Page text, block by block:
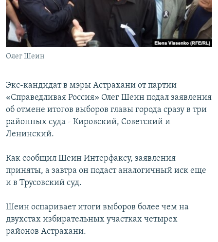
СОЦИАЛЬНЫЕ СЕТИ
Все сайты РСЕ/РС
Олег Шеин
Экс-кандидат в мэры Астрахани от партии
«Справедливая Россия» Олег Шеин подал заявления
об отмене итогов выборов главы города сразу в три
районных суда - Кировский, Советский и
Ленинский.
Как сообщил Шеин Интерфаксу, заявления
приняты, а завтра он подаст аналогичный иск еще
и в Трусовский суд.
Шеин оспаривает итоги выборов более чем на
двухстах избирательных участках четырех
районов Астрахани.